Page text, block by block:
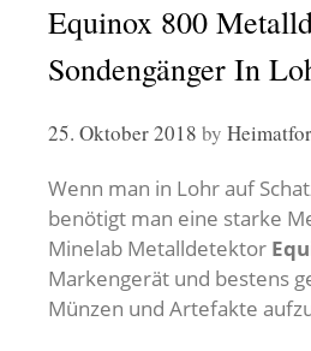
Equinox 800
Sondengänger In
25. Oktober 2018 by
Wenn man in Lohr auf
benötigt man eine starke
Minelab Metalldetektor
Markengerät und bestens
Münzen und Artefakte